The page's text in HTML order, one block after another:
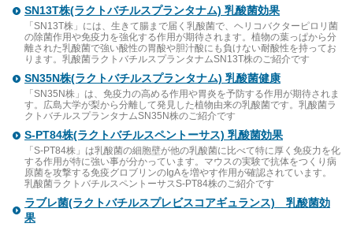
SN13T株(ラクトバチルスプランタナム) 乳酸菌効果
「SN13T株」には、生きて腸まで届く乳酸菌で、ヘリコバクターピロリ菌
の除菌作用や免疫力を強化する作用が期待されます。植物の葉っぱから分
離された乳酸菌で強い酸性の胃酸や胆汁酸にも負けない耐酸性を持ってお
ります。乳酸菌ラクトバチルスプランタナムSN13T株のご紹介です
SN35N株(ラクトバチルスプランタナム) 乳酸菌健康
「SN35N株」は、免疫力の高める作用や胃炎を予防する作用が期待されま
す。広島大学が梨から分離して発見した植物由来の乳酸菌です。乳酸菌ラ
クトバチルスプランタナムSN35N株のご紹介です
S-PT84株(ラクトバチルスペントーサス) 乳酸菌効果
「S-PT84株」は乳酸菌の細胞壁が他の乳酸菌に比べて特に厚く免疫力を化
する作用が特に強い事が分かっています。マウスの実験で抗体をつくり病
原菌を攻撃する免疫グロブリンのIgAを増やす作用が確認されています。
乳酸菌ラクトバチルスペントーサスS-PT84株のご紹介です
ラブレ菌(ラクトバチルスプレビスコアギュランス) 乳酸菌効
果